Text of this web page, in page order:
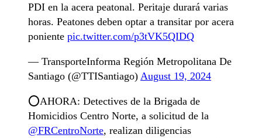
PDI en la acera peatonal. Peritaje durará varias
horas. Peatones deben optar a transitar por acera
poniente pic.twitter.com/p3tVK5QIDQ
— TransporteInforma Región Metropolitana De
Santiago (@TTISantiago) August 19, 2024
⭕AHORA: Detectives de la Brigada de
Homicidios Centro Norte, a solicitud de la
@FRCentroNorte, realizan diligencias